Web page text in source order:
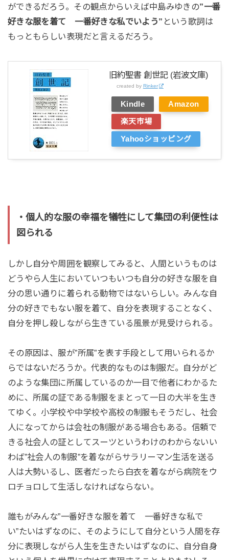
ができるだろう。その観点からいえば中島みゆきの”一番
好きな服を着て 一番好きな私でいよう” という歌詞は
もっともらしい表現だと言えるだろう。
旧約聖書 創世記 (岩波文庫)
created by Rinker
Kindle Amazon
楽天市場
Yahooショッピング
・個人的な服の幸福を犠牲にして集団の利便性は
図られる
しかし自分や周囲を観察してみると、人間というものは
どうやら人生においていつもいつも自分の好きな服を自
分の思い通りに着られる動物ではないらしい。みんな自
分の好きでもない服を着て、自分を表現することなく、
自分を押し殺しながら生きている風景が見受けられる。
その原因は、服が”所属”を表す手段として用いられるか
らではないだろうか。代表的なものは制服だ。自分がど
のような集団に所属しているのか一目で他者にわかるた
めに、所属の証である制服をまとって一日の大半を生き
てゆく。小学校や中学校や高校の制服もそうだし、社会
人になってからは会社の制服がある場合もある。信頼で
きる社会人の証としてスーツというわけのわからないい
わば”社会人の制服”を着ながらサラリーマン生活を送る
人は大勢いるし、医者だったら白衣を着ながら病院をウ
ロチョロして生活しなければならない。
誰もがみんな”一番好きな服を着て 一番好きな私で
い”たいはずなのに、そのようにして自分という人間を存
分に表現しながら人生を生きたいはずなのに、自分自身